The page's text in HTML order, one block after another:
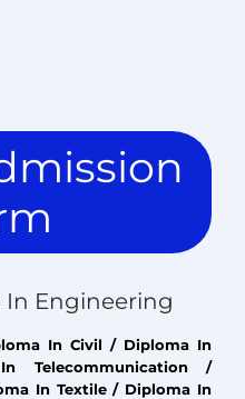
In Engineering
In Civil / Diploma In
Telecommunication /
In Textile / Diploma In